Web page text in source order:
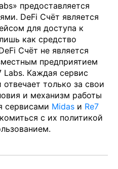
предоставляется
DeFi Счёт является
для доступа к
как средство
Счёт не является
предприятием
Labs. Каждая сервис
только за свои
и механизм работы
сервисами Midas и Re7
с их политикой